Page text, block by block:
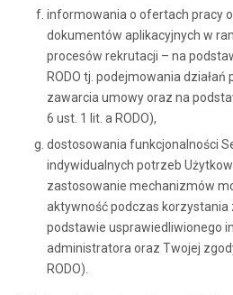
informowania o ofertach pracy
dokumentów aplikacyjnych w
procesów rekrutacji – na
RODO tj. podejmowania
zawarcia umowy oraz na
6 ust. 1 lit. a RODO),
dostosowania funkcjonalności
indywidualnych potrzeb
zastosowanie mechanizmów
aktywność podczas korzystania
podstawie usprawiedliwionego
administratora oraz Twojej
RODO).